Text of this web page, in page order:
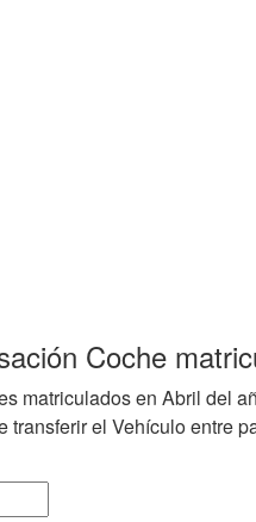
Coche
matriculados en Abril del
transferir el Vehículo entre